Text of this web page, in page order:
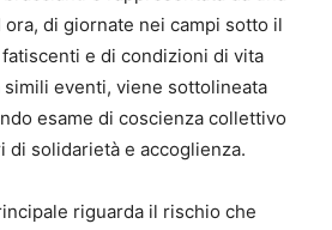
ora, di giornate nei campi sotto il
e di condizioni di vita
eventi, viene sottolineata
esame di coscienza collettivo
di solidarietà e accoglienza.
riguarda il rischio che